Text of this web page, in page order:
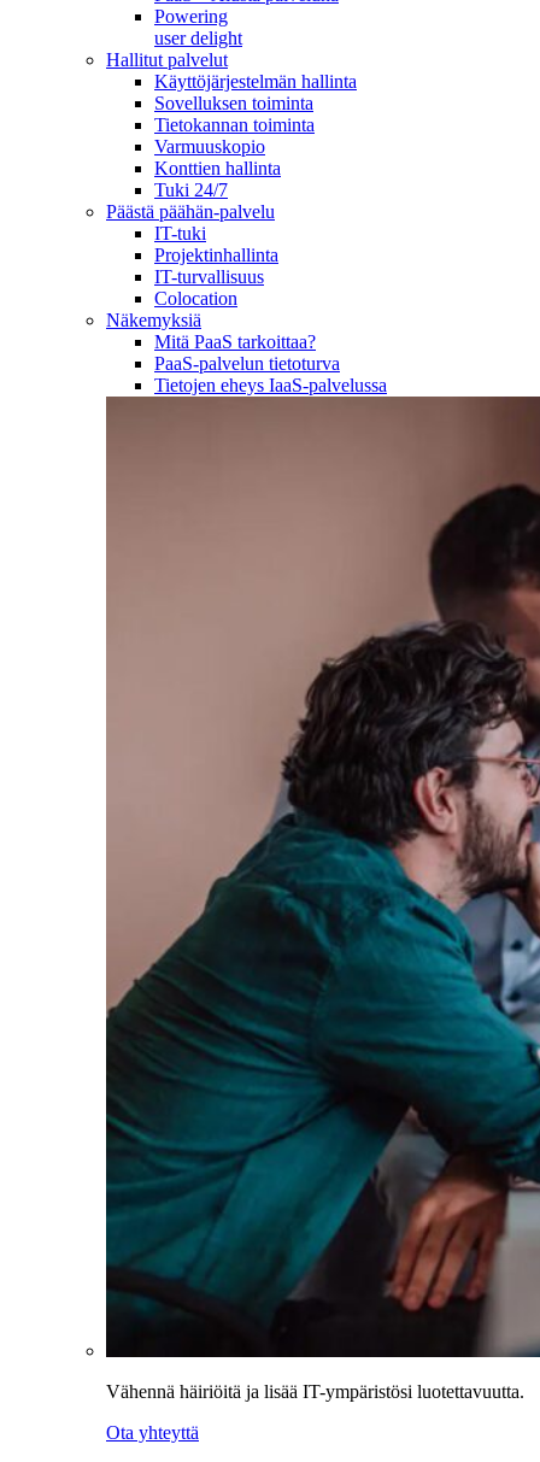
Powering
user delight
Hallitut palvelut
Käyttöjärjestelmän hallinta
Sovelluksen toiminta
Tietokannan toiminta
Varmuuskopio
Konttien hallinta
Tuki 24/7
Päästä päähän-palvelu
IT-tuki
Projektinhallinta
IT-turvallisuus
Colocation
Näkemyksiä
Mitä PaaS tarkoittaa?
PaaS-palvelun tietoturva
Tietojen eheys IaaS-palvelussa
Vähennä häiriöitä ja lisää IT-ympäristösi luotettavuutta.
Ota yhteyttä